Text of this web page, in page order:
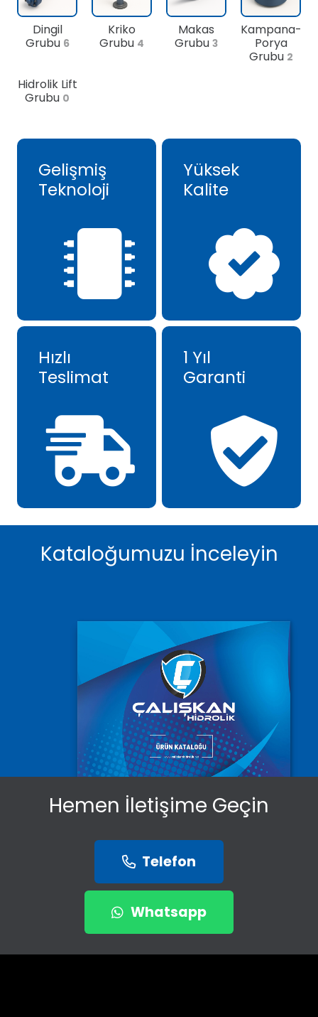
Dingil
Grubu 6
Kriko
Grubu 4
Makas
Grubu 3
Kampana-
Porya
Grubu 2
Hidrolik Lift
Grubu 0
Gelişmiş
Teknoloji
Yüksek
Kalite
Hızlı
Teslimat
1 Yıl
Garanti
Kataloğumuzu İnceleyin
Hemen İletişime Geçin
Telefon
Whatsapp